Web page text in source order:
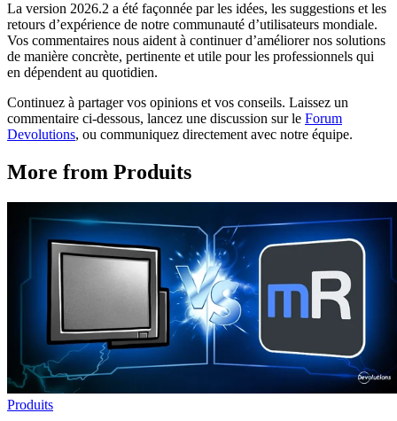
La version 2026.2 a été façonnée par les idées, les suggestions et les
retours d’expérience de notre communauté d’utilisateurs mondiale.
Vos commentaires nous aident à continuer d’améliorer nos solutions
de manière concrète, pertinente et utile pour les professionnels qui
en dépendent au quotidien.
Continuez à partager vos opinions et vos conseils. Laissez un
commentaire ci-dessous, lancez une discussion sur le Forum
Devolutions, ou communiquez directement avec notre équipe.
More from Produits
Produits